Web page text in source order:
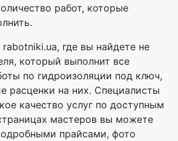
работ, которые
где вы найдете не
который выполнит все
по гидроизоляции под ключ,
расценки на них. Специалисты
качество услуг по доступным
мастеров вы можете
прайсами, фото